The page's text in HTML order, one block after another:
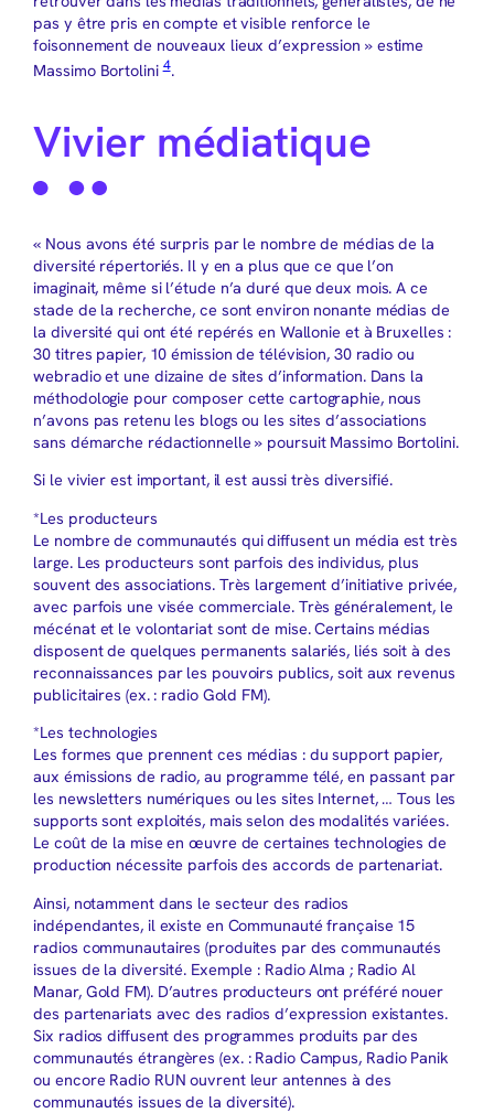
pas y être pris en compte et visible renforce le
foisonnement de nouveaux lieux d’expression » estime
Massimo Bortolini4.
Vivier médiatique
« Nous avons été surpris par le nombre de médias de la
diversité répertoriés. Il y en a plus que ce que l’on
imaginait, même si l’étude n’a duré que deux mois. A ce
stade de la recherche, ce sont environ nonante médias de
la diversité qui ont été repérés en Wallonie et à Bruxelles :
30 titres papier, 10 émission de télévision, 30 radio ou
webradio et une dizaine de sites d’information. Dans la
méthodologie pour composer cette cartographie, nous
n’avons pas retenu les blogs ou les sites d’associations
sans démarche rédactionnelle » poursuit Massimo Bortolini.
Si le vivier est important, il est aussi très diversifié.
*Les producteurs
Le nombre de communautés qui diffusent un média est très
large. Les producteurs sont parfois des individus, plus
souvent des associations. Très largement d’initiative privée,
avec parfois une visée commerciale. Très généralement, le
mécénat et le volontariat sont de mise. Certains médias
disposent de quelques permanents salariés, liés soit à des
reconnaissances par les pouvoirs publics, soit aux revenus
publicitaires (ex. : radio Gold FM).
*Les technologies
Les formes que prennent ces médias : du support papier,
aux émissions de radio, au programme télé, en passant par
les newsletters numériques ou les sites Internet, … Tous les
supports sont exploités, mais selon des modalités variées.
Le coût de la mise en œuvre de certaines technologies de
production nécessite parfois des accords de partenariat.
Ainsi, notamment dans le secteur des radios
indépendantes, il existe en Communauté française 15
radios communautaires (produites par des communautés
issues de la diversité. Exemple : Radio Alma ; Radio Al
Manar, Gold FM). D’autres producteurs ont préféré nouer
des partenariats avec des radios d’expression existantes.
Six radios diffusent des programmes produits par des
communautés étrangères (ex. : Radio Campus, Radio Panik
ou encore Radio RUN ouvrent leur antennes à des
communautés issues de la diversité).